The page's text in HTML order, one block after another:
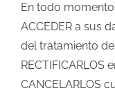
En todo
ACCEDER a sus
del tratamiento
RECTIFICARLOS
CANCELARLOS